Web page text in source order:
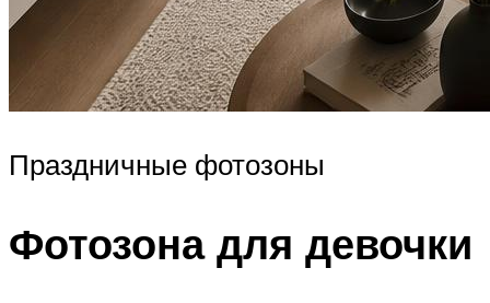
Праздничные фотозоны
Фотозона для девочки